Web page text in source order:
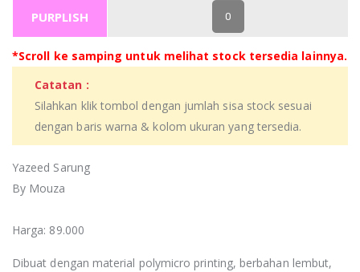
PURPLISH 0
*Scroll ke samping untuk melihat stock tersedia lainnya.
Catatan :
Silahkan klik tombol dengan jumlah sisa stock sesuai
dengan baris warna & kolom ukuran yang tersedia.
Yazeed Sarung
By Mouza
Harga: 89.000
Dibuat dengan material polymicro printing, berbahan lembut,